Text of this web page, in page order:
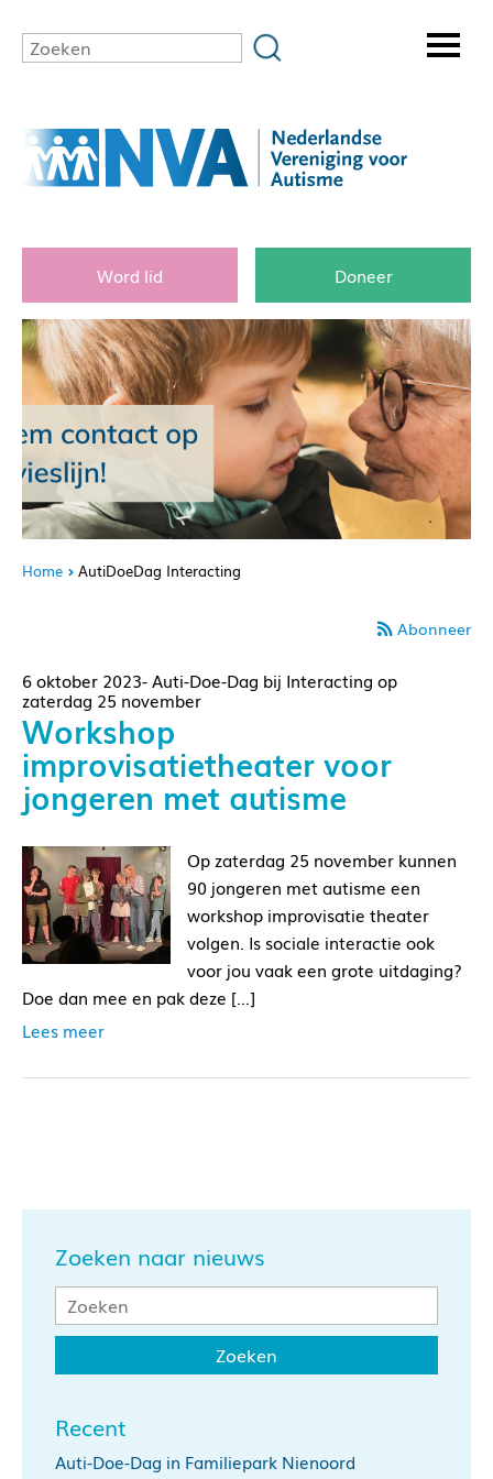
Word lid Doneer
Home AutiDoeDag Interacting
Abonneer
6 oktober 2023- Auti-Doe-Dag bij Interacting op
zaterdag 25 november
Workshop
improvisatietheater voor
jongeren met autisme
Op zaterdag 25 november kunnen
90 jongeren met autisme een
workshop improvisatie theater
volgen. Is sociale interactie ook
voor jou vaak een grote uitdaging?
Doe dan mee en pak deze […]
Lees meer
Zoeken naar nieuws
Recent
Auti-Doe-Dag in Familiepark Nienoord